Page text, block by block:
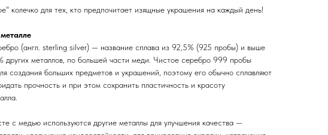
колечко для тех, кто предпочитает изящные украшения на каждый день!
(англ. sterling silver) — название сплава из 92,5% (925 пробы) и выше
других металлов, по большей части меди. Чистое серебро 999 пробы
создания больших предметов и украшений, поэтому его обычно сплавляют
прочность и при этом сохранить пластичность и красоту
с медью используются другие металлы для улучшения качества —